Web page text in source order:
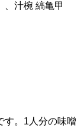
、汁椀 縞亀甲
す。1人分の味噌